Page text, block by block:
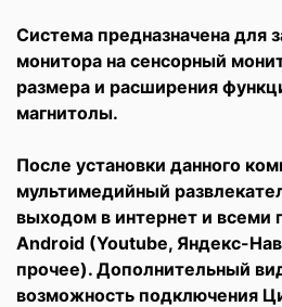
Система предназначена для
монитора на сенсорный
размера и расширения
магнитолы.
После установки данного
мультимедийный
выходом в интернет и всеми
Android (Youtube, Яндекс-
прочее). Дополнительный
возможность подключения